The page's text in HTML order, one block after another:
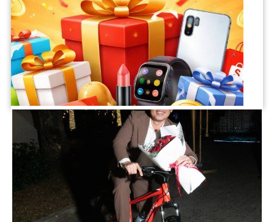
khẳng định sẽ không ai hợp vai Quang và Tú hơn bộ đôi này:
“Trang hoàn toàn có thể mời những ngôi sao lớn nhưng họ đã
không còn trẻ sẽ đánh mất đi thời thanh xuân của nhân vật
trong ‘Nụ hôn bạc tỷ’”.